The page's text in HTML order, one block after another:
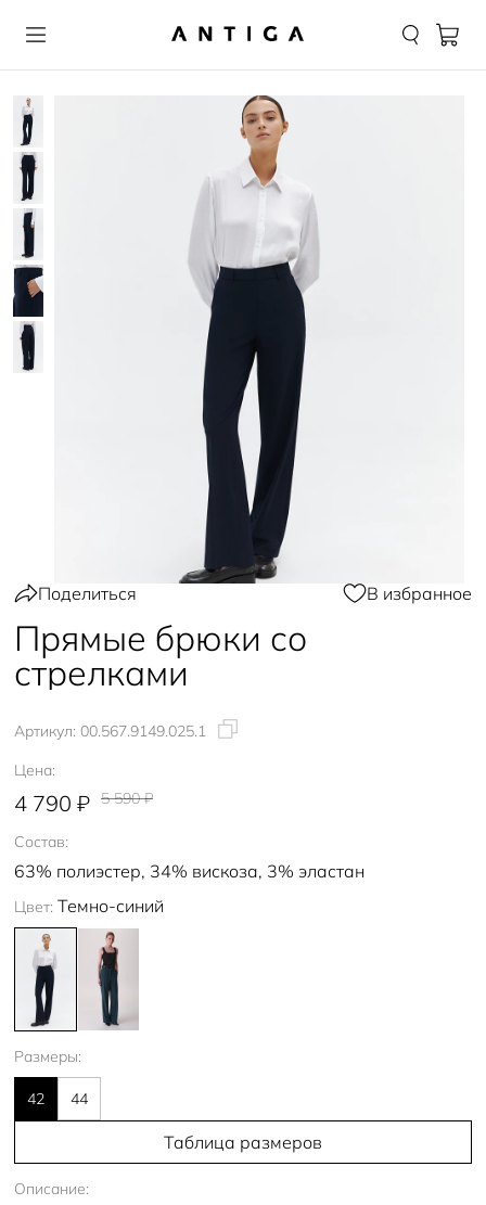
Поделиться В избранное
Прямые брюки со
стрелками
Артикул: 00.567.9149.025.1
Цена:
4 790 ₽ 5 590 ₽
Состав:
63% полиэстер, 34% вискоза, 3% эластан
Цвет: Темно-синий
Размеры:
42 44
Таблица размеров
Описание: